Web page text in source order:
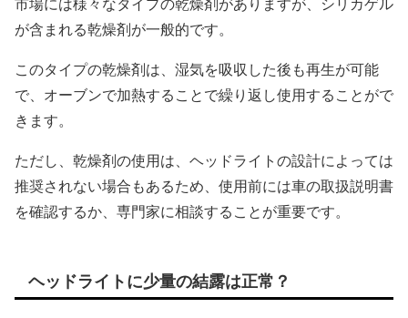
市場には様々なタイプの乾燥剤がありますが、シリカゲル
が含まれる乾燥剤が一般的です。
このタイプの乾燥剤は、湿気を吸収した後も再生が可能
で、オーブンで加熱することで繰り返し使用することがで
きます。
ただし、乾燥剤の使用は、ヘッドライトの設計によっては
推奨されない場合もあるため、使用前には車の取扱説明書
を確認するか、専門家に相談することが重要です。
ヘッドライトに少量の結露は正常？